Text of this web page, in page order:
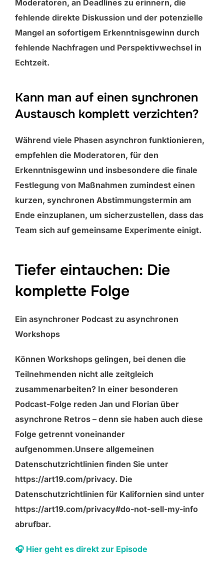
Moderatoren, an Deadlines zu erinnern, die
fehlende direkte Diskussion und der potenzielle
Mangel an sofortigem Erkenntnisgewinn durch
fehlende Nachfragen und Perspektivwechsel in
Echtzeit.
Kann man auf einen synchronen
Austausch komplett verzichten?
Während viele Phasen asynchron funktionieren,
empfehlen die Moderatoren, für den
Erkenntnisgewinn und insbesondere die finale
Festlegung von Maßnahmen zumindest einen
kurzen, synchronen Abstimmungstermin am
Ende einzuplanen, um sicherzustellen, dass das
Team sich auf gemeinsame Experimente einigt.
Tiefer eintauchen: Die
komplette Folge
Ein asynchroner Podcast zu asynchronen
Workshops
Können Workshops gelingen, bei denen die
Teilnehmenden nicht alle zeitgleich
zusammenarbeiten? In einer besonderen
Podcast-Folge reden Jan und Florian über
asynchrone Retros – denn sie haben auch diese
Folge getrennt voneinander
aufgenommen.Unsere allgemeinen
Datenschutzrichtlinien finden Sie unter
https://art19.com/privacy. Die
Datenschutzrichtlinien für Kalifornien sind unter
https://art19.com/privacy#do-not-sell-my-info
abrufbar.
🎧 Hier geht es direkt zur Episode